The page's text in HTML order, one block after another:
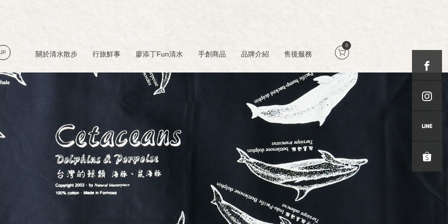
JP 關於清水散步 行旅鮮事 廖添丁Fun清水 手創商品 品牌介紹 售後服務
0